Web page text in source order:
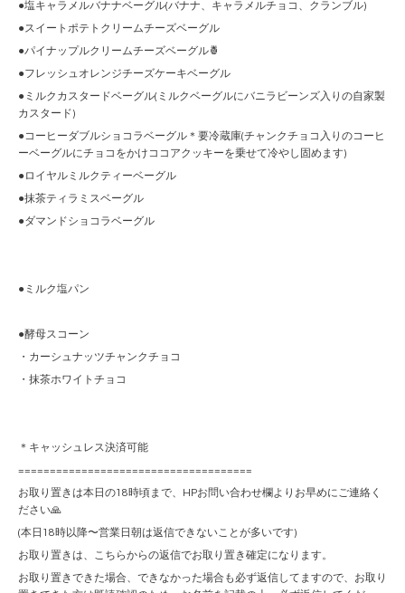
●塩キャラメルバナナベーグル(バナナ、キャラメルチョコ、クランブル)
●スイートポテトクリームチーズベーグル
●パイナップルクリームチーズベーグル🍍
●フレッシュオレンジチーズケーキベーグル
●ミルクカスタードベーグル(ミルクベーグルにバニラビーンズ入りの自家製
カスタード)
●コーヒーダブルショコラベーグル＊要冷蔵庫(チャンクチョコ入りのコーヒ
ーベーグルにチョコをかけココアクッキーを乗せて冷やし固めます)
●ロイヤルミルクティーベーグル
●抹茶ティラミスベーグル
●ダマンドショコラベーグル
●ミルク塩パン
●酵母スコーン
・カーシュナッツチャンクチョコ
・抹茶ホワイトチョコ
＊キャッシュレス決済可能
=====================================
お取り置きは本日の18時頃まで、HPお問い合わせ欄よりお早めにご連絡く
ださい🙏
(本日18時以降〜営業日朝は返信できないことが多いです)
お取り置きは、こちらからの返信でお取り置き確定になります。
お取り置きできた場合、できなかった場合も必ず返信してますので、お取り